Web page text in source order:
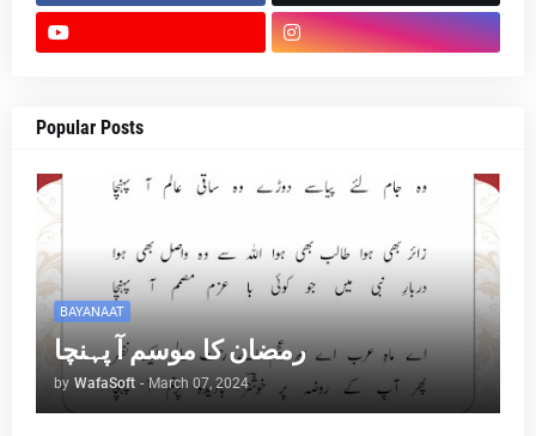
Popular Posts
BAYANAAT
رمضان کا موسم آ پہنچا
by WafaSoft - March 07, 2024